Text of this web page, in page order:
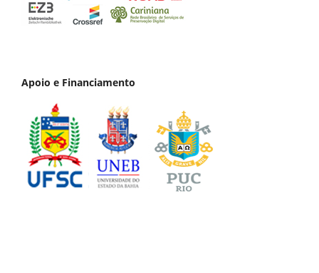
Apoio e Financiamento